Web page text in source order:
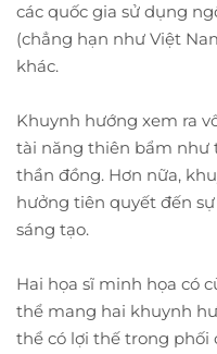
các quốc gia sử dụng
(chẳng hạn như Việt
khác.
Khuynh hướng xem ra
tài năng thiên bẩm như
thần đồng. Hơn nữa,
hưởng tiên quyết đến
sáng tạo.
Hai họa sĩ minh họa có
thể mang hai khuynh
thể có lợi thế trong phối